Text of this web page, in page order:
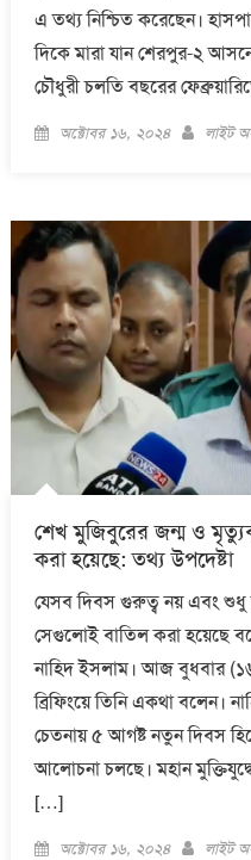
এ তথ্য নিশ্চিত করেছেন।
দিকে মারা যান শেরপুর-২
চৌধুরী চলতি বছরের
Posted
অক্টোবর ১৬, ২০২৪ Author
লাইট
শেখ মুজিবুরের জন্ম ও
করা হয়েছে: তথ্য উপদেষ্টা
যেসব দিবস গুরুত্ব নয় এবং শুধু
সেগুলোই বাতিল করা হয়েছে
নাহিদ ইসলাম। আজ বুধবার
ব্রিফিংয়ে তিনি একথা বলেন।
চেতনায় ৫ আগষ্ট নতুন দিবস
আলোচনা চলছে। মহান
[…]
Posted
অক্টোবর ১৬, ২০২৪ Author
লাইট